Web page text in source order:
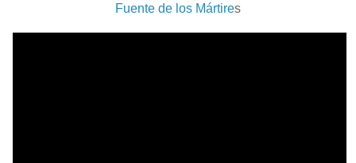
Fuente de los Mártires